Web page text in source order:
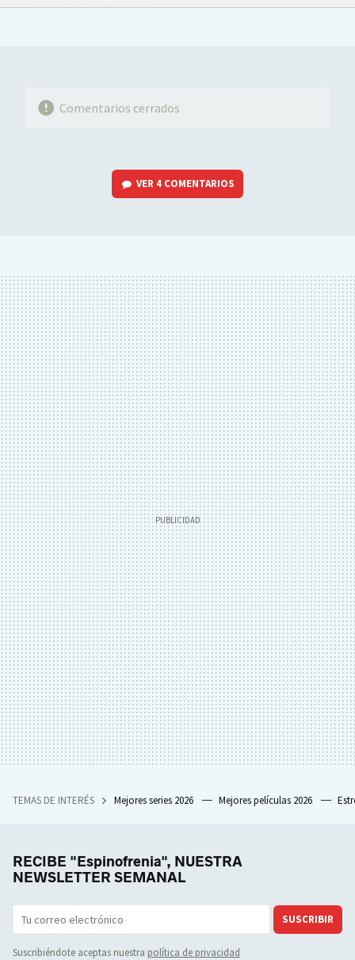
FACEBOOKTWITTERFLIPBOARD
E-
WHATSAPP
Comentarios cerrados
VER 4 COMENTARIOS
TEMAS DE INTERÉS Mejores series 2026 Mejores películas 2026
RECIBE "Espinofrenia", NUESTRA
NEWSLETTER SEMANAL
SUSCRIBIR
Suscribiéndote aceptas nuestra política de privacidad